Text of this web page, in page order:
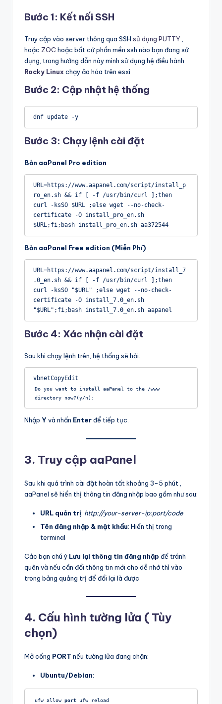
tr
m
b
Bước 1: Kết nối SSH
Truy cập vào server thông qua SSH sử dụng PUTTY
hoặc ZOC hoặc bất cứ phần mền ssh nào bạn đang sử
dụng, trong hướng dẫn này mình sử dụng hệ điều hành
Rocky Linux chạy ảo hóa trên esxi
Bước 2: Cập nhật hệ thống
dnf update -y
Bước 3: Chạy lệnh cài đặt
Bản aaPanel Pro edition
URL=https://www.aapanel.com/script/install_p
ro_en.sh && if [ -f /usr/bin/curl ];then
curl -ksSO $URL ;else wget --no-check-
certificate -O install_pro_en.sh
$URL;fi;bash install_pro_en.sh aa372544
Bản aaPanel Free edition (Miễn Phí)
URL=https://www.aapanel.com/script/install_7
.0_en.sh && if [ -f /usr/bin/curl ];then
curl -ksSO "$URL" ;else wget --no-check-
certificate -O install_7.0_en.sh
"$URL";fi;bash install_7.0_en.sh aapanel
Bước 4: Xác nhận cài đặt
Sau khi chạy lệnh trên, hệ thống sẽ hỏi:
vbnetCopyEdit
Do you want to install aaPanel to the /www
Nhập Y và nhấn Enterđể tiếp tục.
3. Truy cập aaPanel
Sau khi quá trình cài đặt hoàn tất khoảng 3-5 phút ,
aaPanel sẽ hiển thị thông tin đăng nhập bao gồm như sau:
URL quản trị: http://your-server-ip:port/code
Tên đăng nhập & mật khẩu: Hiển thị trong
terminal
Các bạn chú ý Lưu lại thông tin đăng nhập để tránh
quên và nếu cần đổi thông tin mới cho dễ nhớ thì vào
trong bảng quảng trị để đổi lại là được
4. Cấu hình tường lửa ( Tùy
chọn)
Mở cổng PORT nếu tường lửa đang chặn:
Ubuntu/Debian:
ufw allow port ufw reload